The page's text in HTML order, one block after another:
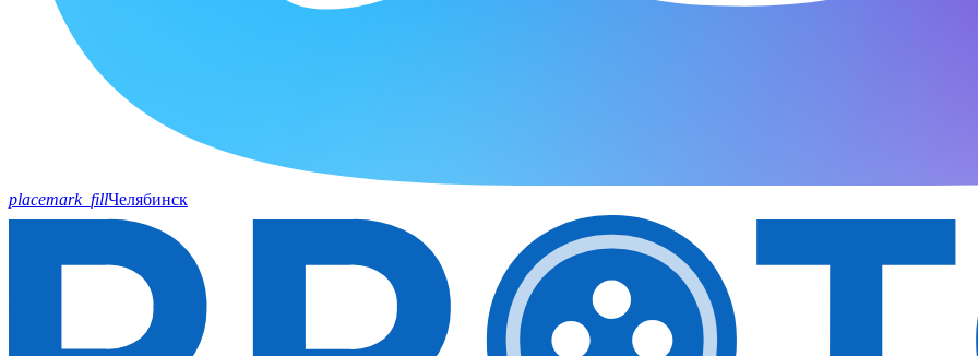
placemark_fillЧелябинск